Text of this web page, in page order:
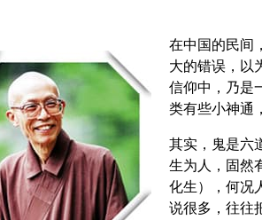
部
集
集
在中国的民间
大的错误，以
信仰中，乃是
类有些小神通
其实，鬼是六
生为人，固然
化生），何况
说很多，往往